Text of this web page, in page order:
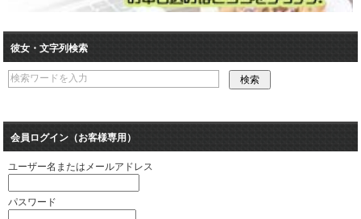
彼女・文字列検索
会員ログイン（お客様専用）
ユーザー名またはメールアドレス
パスワード